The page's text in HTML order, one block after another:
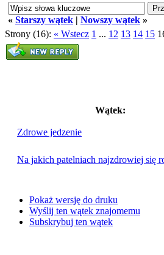
« Starszy wątek | Nowszy wątek »
Strony (16): « Wstecz 1 ... 12 13 14 15
Wątek:
Zdrowe jedzenie
Na jakich patelniach najzdrowiej się
Pokaż wersję do druku
Wyślij ten wątek znajomemu
Subskrybuj ten wątek